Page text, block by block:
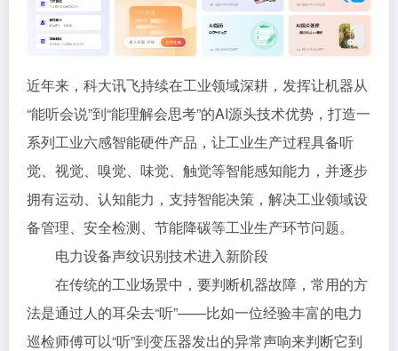
近年来，科大讯飞持续在工业领域深耕，发挥让机器从
“能听会说”到“能理解会思考”的AI源头技术优势，打造一
系列工业六感智能硬件产品，让工业生产过程具备听
觉、视觉、嗅觉、味觉、触觉等智能感知能力，并逐步
拥有运动、认知能力，支持智能决策，解决工业领域设
备管理、安全检测、节能降碳等工业生产环节问题。
电力设备声纹识别技术进入新阶段
在传统的工业场景中，要判断机器故障，常用的方
法是通过人的耳朵去“听”——比如一位经验丰富的电力
巡检师傅可以“听”到变压器发出的异常声响来判断它到